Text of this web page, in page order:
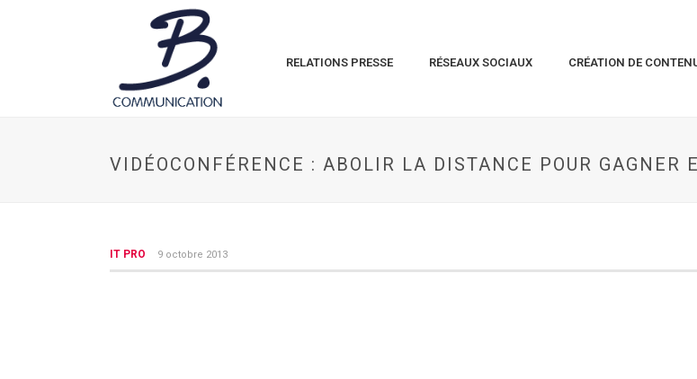
RELATIONS PRESSE RÉSEAUX SOCIAUX CRÉATION DE
VIDÉOCONFÉRENCE : ABOLIR LA DISTANCE POUR GAGNER
IT PRO 9 octobre 2013